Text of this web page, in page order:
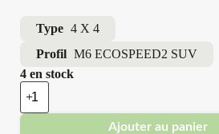
Type 4 X 4
Profil M6 ECOSPEED2 SUV
4 en stock
quantité
de
Minerva
Ajouter au panier